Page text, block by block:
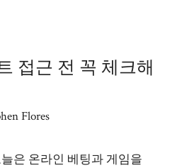
접근 전 꼭 체크해
Flores
은 온라인 베팅과 게임을